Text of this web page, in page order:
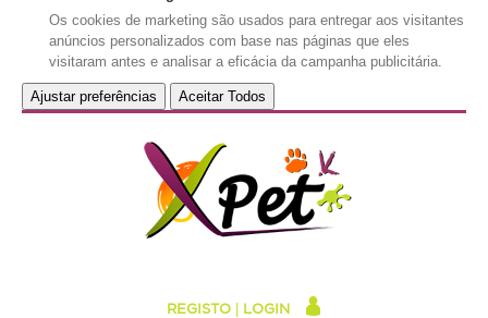
Os cookies de marketing são usados para entregar aos visitantes
anúncios personalizados com base nas páginas que eles
visitaram antes e analisar a eficácia da campanha publicitária.
Ajustar preferências Aceitar Todos
REGISTO LOGIN